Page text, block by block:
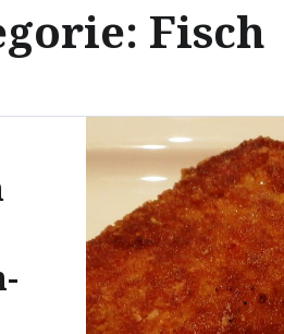
Fisch